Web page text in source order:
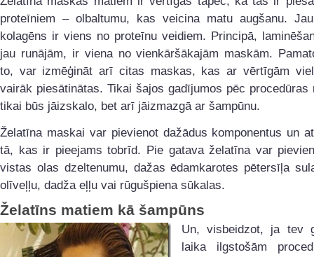
proteīniem – olbaltumu, kas veicina matu augšanu.
kolagēns ir viens no proteīnu veidiem. Principā,
jau runājām, ir viena no vienkāršākajām maskām.
to, var izmēģināt arī citas maskas, kas ar vērtīgām
vairāk piesātinātas. Tikai šajos gadījumos pēc procedūras
tikai būs jāizskalo, bet arī jāizmazgā ar šampūnu.
Želatīna maskai var pievienot dažādus komponentus un
tā, kas ir pieejams tobrīd. Pie gatava želatīna var
vistas olas dzeltenumu, dažas ēdamkarotes pētersīļa
olīveļļu, dadža eļļu vai rūgušpiena sūkalas.
Želatīns matiem kā šampūns
Un, visbeidzot, ja tev
laika ilgstošām